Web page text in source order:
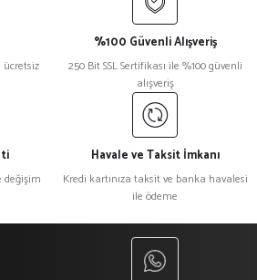
ücretsiz
%100 Güvenli Alışveriş
250 Bit SSL Sertifikası ile %100 güvenli
alışveriş
değişim
Havale ve Taksit İmkanı
Kredi kartınıza taksit ve banka havalesi
ile ödeme